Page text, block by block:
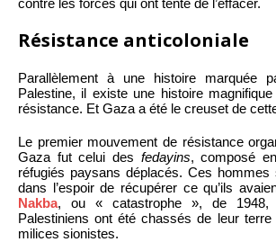
Résistance anticoloniale
Parallèlement à une histoire marquée
Palestine, il existe une histoire
résistance. Et Gaza a été le creuset de
Le premier mouvement de résistance
Gaza fut celui des fedayins, composé
réfugiés paysans déplacés. Ces hommes
dans l’espoir de récupérer ce qu’ils
Nakba, ou « catastrophe », de 1948,
Palestiniens ont été chassés de leur
milices sionistes.